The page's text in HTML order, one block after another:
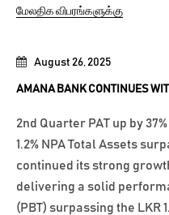
August 26, 2025
AMANA BANK CONTINUES
2nd Quarter PAT up by
1.2% NPA Total Assets
continued its strong
delivering a solid
(PBT) surpassing the LKR
மேலதிக விபரங்களுக்கு